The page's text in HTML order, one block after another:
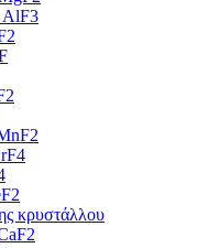
AlF3
κρυστάλλου